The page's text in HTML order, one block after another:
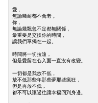
愛，
無論幾耐都不會老，
你，
無論幾飄忽不定都無關係，
最重要是交換你的時間，
讓我們單獨在一起。
時間將一切拉遠，
但是愛留在心入面一直沒有改變。
一切都是我放不低，
放不低那些年那些夢那些瘋狂，
但是再放不低，
都不可以讓過往讓幸福回到身邊。